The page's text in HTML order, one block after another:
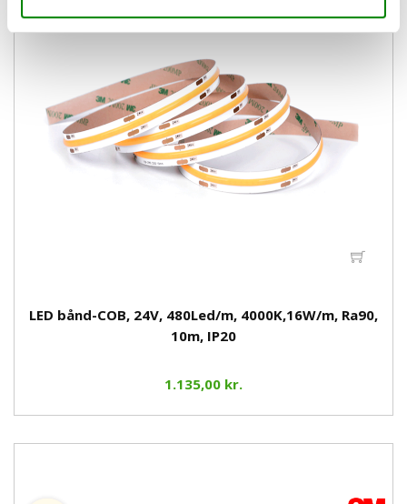
LED bånd-COB, 24V, 480Led/m, 4000K,16W/m, Ra90,
10m, IP20
1.135,00 kr.